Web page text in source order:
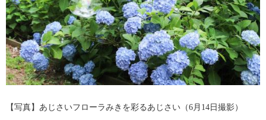
【写真】あじさいフローラみきを彩るあじさい（6月14日撮影）